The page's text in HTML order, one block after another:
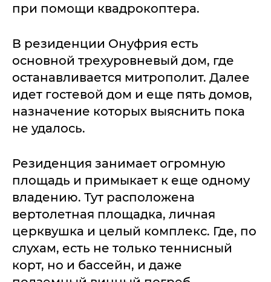
при помощи квадрокоптера.
В резиденции Онуфрия есть
основной трехуровневый дом, где
останавливается митрополит. Далее
идет гостевой дом и еще пять домов,
назначение которых выяснить пока
не удалось.
Резиденция занимает огромную
площадь и примыкает к еще одному
владению. Тут расположена
вертолетная площадка, личная
церквушка и целый комплекс. Где, по
слухам, есть не только теннисный
корт, но и бассейн, и даже